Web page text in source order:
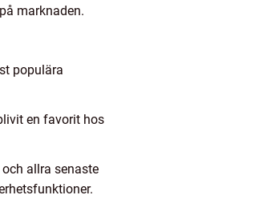
marknaden.
populära
en favorit hos
allra senaste